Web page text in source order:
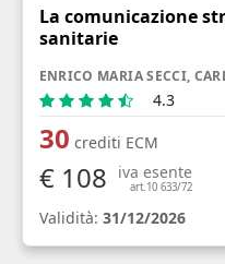
La comunicazione
sanitarie
ENRICO MARIA SECCI,
4.3
30 crediti ECM
€ 108 iva esente
art.10 633/72
Validità: 31/12/2026